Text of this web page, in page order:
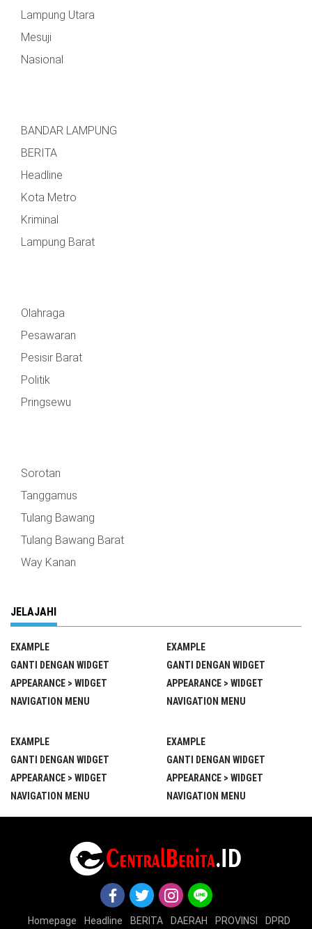
PESISIR
BARAT
TULANG
BAWANG
WAYKANAN
DPRD
LAMTIM
DPRD
MESUJI
DPRD
PESISIR
DPRD
TULANG
BAWANG
BARAT
DPRD
Lampung Utara
Mesuji
Nasional
BANDAR LAMPUNG
BERITA
Headline
Kota Metro
Kriminal
Lampung Barat
Olahraga
Pesawaran
Pesisir Barat
Politik
Pringsewu
Sorotan
Tanggamus
Tulang Bawang
Tulang Bawang Barat
Way Kanan
JELAJAHI
EXAMPLE
GANTI DENGAN WIDGET
APPEARANCE > WIDGET
NAVIGATION MENU
EXAMPLE
GANTI DENGAN WIDGET
APPEARANCE > WIDGET
NAVIGATION MENU
EXAMPLE
GANTI DENGAN WIDGET
APPEARANCE > WIDGET
NAVIGATION MENU
EXAMPLE
GANTI DENGAN WIDGET
APPEARANCE > WIDGET
NAVIGATION MENU
Homepage Headline BERITA DAERAH PROVINSI
DPRD